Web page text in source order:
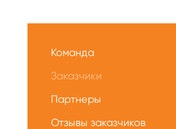
Команда
Заказчики
Партнеры
Отзывы заказчиков